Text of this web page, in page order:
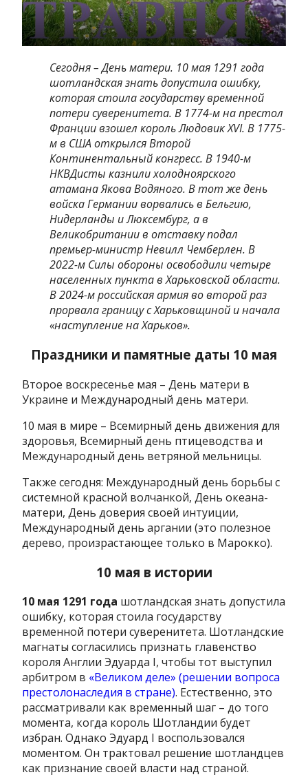
Сегодня – День матери. 10 мая 1291 года
шотландская знать допустила ошибку,
которая стоила государству временной
потери суверенитета. В 1774-м на престол
Франции взошел король Людовик XVI. В 1775-
м в США открылся Второй
Континентальный конгресс. В 1940-м
НКВДисты казнили холодноярского
атамана Якова Водяного. В тот же день
войска Германии ворвались в Бельгию,
Нидерланды и Люксембург, а в
Великобритании в отставку подал
премьер-министр Невилл Чемберлен. В
2022-м Силы обороны освободили четыре
населенных пункта в Харьковской области.
В 2024-м российская армия во второй раз
прорвала границу с Харьковщиной и начала
«наступление на Харьков».
Праздники и памятные даты 10 мая
Второе воскресенье мая – День матери в
Украине и Международный день матери.
10 мая в мире – Всемирный день движения для
здоровья, Всемирный день птицеводства и
Международный день ветряной мельницы.
Также сегодня: Международный день борьбы с
системной красной волчанкой, День океана-
матери, День доверия своей интуиции,
Международный день аргании (это полезное
дерево, произрастающее только в Марокко).
10 мая в истории
10 мая 1291 года шотландская знать допустила
ошибку, которая стоила государству
временной потери суверенитета. Шотландские
магнаты согласились признать главенство
короля Англии Эдуарда I, чтобы тот выступил
арбитром в «Великом деле» (решении вопроса
престолонаследия в стране). Естественно, это
рассматривали как временный шаг – до того
момента, когда король Шотландии будет
избран. Однако Эдуард I воспользовался
моментом. Он трактовал решение шотландцев
как признание своей власти над страной.